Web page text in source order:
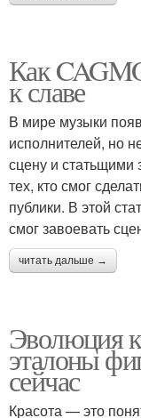
Как
к славе
В мире музыки
исполнителей, но
сцену и статьщими
тех, кто смог
публики. В этой
смог завоевать
читать дальше →
Эволюция
эталоны
сейчас
Красота — это